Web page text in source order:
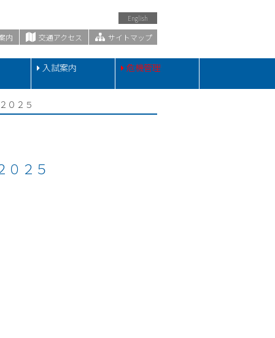
English
内 交通アクセス サイトマップ
入試案内 危機管理
０２５
０２５